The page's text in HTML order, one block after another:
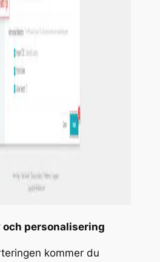
och personalisering
kommer du